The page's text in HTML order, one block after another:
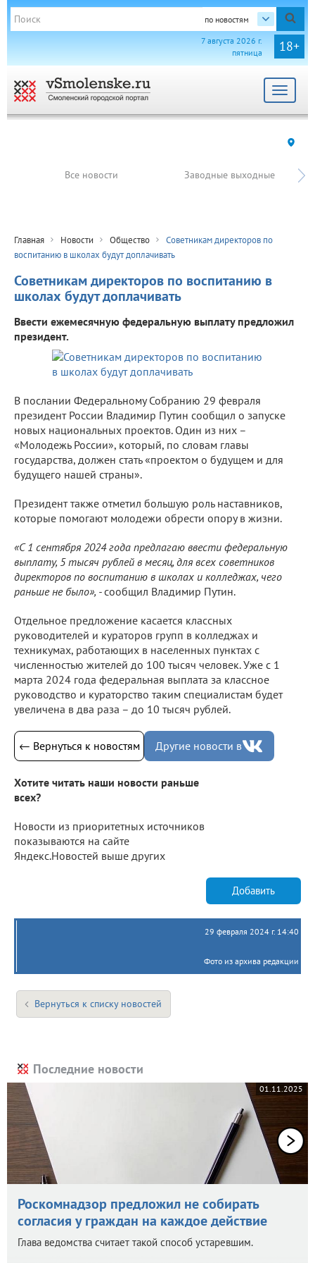
по новостям
18+
7 августа 2026 г.
пятница
Toggle
Все новости Заводные выходные
Главная Новости Общество
Советникам директоров по
воспитанию в школах будут доплачивать
Советникам директоров по воспитанию в
школах будут доплачивать
Ввести ежемесячную федеральную выплату предложил
президент.
В послании Федеральному Собранию 29 февраля
президент России Владимир Путин сообщил о запуске
новых национальных проектов. Один из них –
«Молодежь России», который, по словам главы
государства, должен стать «проектом о будущем и для
будущего нашей страны».
Президент также отметил большую роль наставников,
которые помогают молодежи обрести опору в жизни.
«С 1 сентября 2024 года предлагаю ввести федеральную
выплату, 5 тысяч рублей в месяц, для всех советников
директоров по воспитанию в школах и колледжах, чего
раньше не было», -сообщил Владимир Путин.
Отдельное предложение касается классных
руководителей и кураторов групп в колледжах и
техникумах, работающих в населенных пунктах с
численностью жителей до 100 тысяч человек. Уже с 1
марта 2024 года федеральная выплата за классное
руководство и кураторство таким специалистам будет
увеличена в два раза – до 10 тысяч рублей.
← Вернуться к новостям Другие новости в
Хотите читать наши новости раньше
всех?
Новости из приоритетных источников
показываются на сайте
Яндекс.Новостей выше других
Добавить
29 февраля 2024 г. 14:40
Фото из архива редакции
Вернуться к списку новостей
Последние новости
01.11.2025
Роскомнадзор предложил не собирать
согласия у граждан на каждое действие
Глава ведомства считает такой способ устаревшим.